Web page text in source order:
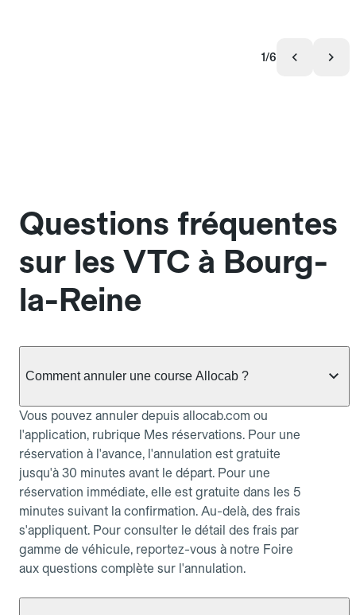
1/6
Questions fréquentes
sur les VTC à Bourg-
la-Reine
Comment annuler une course Allocab ?
Vous pouvez annuler depuis allocab.com ou
l'application, rubrique Mes réservations. Pour une
réservation à l'avance, l'annulation est gratuite
jusqu'à 30 minutes avant le départ. Pour une
réservation immédiate, elle est gratuite dans les 5
minutes suivant la confirmation. Au-delà, des frais
s'appliquent. Pour consulter le détail des frais par
gamme de véhicule, reportez-vous à notre Foire
aux questions complète sur l'annulation.